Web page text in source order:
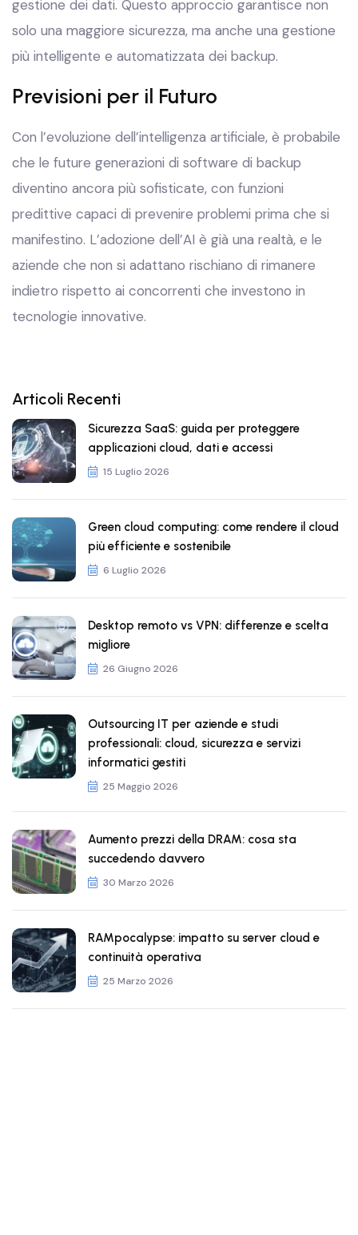
gestione dei dati. Questo approccio garantisce non
solo una maggiore sicurezza, ma anche una gestione
più intelligente e automatizzata dei backup.
Previsioni per il Futuro
Con l’evoluzione dell’intelligenza artificiale, è probabile
che le future generazioni di software di backup
diventino ancora più sofisticate, con funzioni
predittive capaci di prevenire problemi prima che si
manifestino. L’adozione dell’AI è già una realtà, e le
aziende che non si adattano rischiano di rimanere
indietro rispetto ai concorrenti che investono in
tecnologie innovative.
Articoli Recenti
Sicurezza SaaS: guida per proteggere
applicazioni cloud, dati e accessi
15 Luglio 2026
Green cloud computing: come rendere il cloud
più efficiente e sostenibile
6 Luglio 2026
Desktop remoto vs VPN: differenze e scelta
migliore
26 Giugno 2026
Outsourcing IT per aziende e studi
professionali: cloud, sicurezza e servizi
informatici gestiti
25 Maggio 2026
Aumento prezzi della DRAM: cosa sta
succedendo davvero
30 Marzo 2026
RAMpocalypse: impatto su server cloud e
continuità operativa
25 Marzo 2026